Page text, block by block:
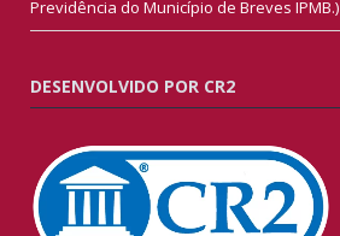
Previdência do Município de Breves IPMB.)
DESENVOLVIDO POR CR2